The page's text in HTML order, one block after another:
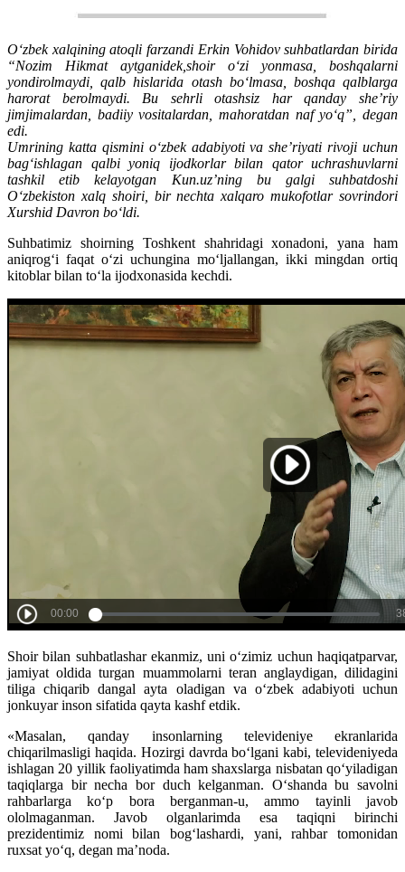
O‘zbek xalqining atoqli farzandi Erkin Vohidov suhbatlardan birida
“Nozim Hikmat aytganidek,shoir o‘zi yonmasa, boshqalarni
yondirolmaydi, qalb hislarida otash bo‘lmasa, boshqa qalblarga
harorat berolmaydi. Bu sehrli otashsiz har qanday she’riy
jimjimalardan, badiiy vositalardan, mahoratdan naf yo‘q”, degan
edi.
Umrining katta qismini o‘zbek adabiyoti va she’riyati rivoji uchun
bag‘ishlagan qalbi yoniq ijodkorlar bilan qator uchrashuvlarni
tashkil etib kelayotgan Kun.uzʼning bu galgi suhbatdoshi
O‘zbekiston xalq shoiri, bir nechta xalqaro mukofotlar sovrindori
Xurshid Davron bo‘ldi.
Suhbatimiz shoirning Toshkent shahridagi xonadoni, yana ham
aniqrog‘i faqat o‘zi uchungina mo‘ljallangan, ikki mingdan ortiq
kitoblar bilan to‘la ijodxonasida kechdi.
Shoir bilan suhbatlashar ekanmiz, uni o‘zimiz uchun haqiqatparvar,
jamiyat oldida turgan muammolarni teran anglaydigan, dilidagini
tiliga chiqarib dangal ayta oladigan va o‘zbek adabiyoti uchun
jonkuyar inson sifatida qayta kashf etdik.
«Masalan, qanday insonlarning televideniye ekranlarida
chiqarilmasligi haqida. Hozirgi davrda bo‘lgani kabi, televideniyeda
ishlagan 20 yillik faoliyatimda ham shaxslarga nisbatan qo‘yiladigan
taqiqlarga bir necha bor duch kelganman. O‘shanda bu savolni
rahbarlarga ko‘p bora berganman-u, ammo tayinli javob
ololmaganman. Javob olganlarimda esa taqiqni birinchi
prezidentimiz nomi bilan bog‘lashardi, yani, rahbar tomonidan
ruxsat yo‘q, degan ma’noda.